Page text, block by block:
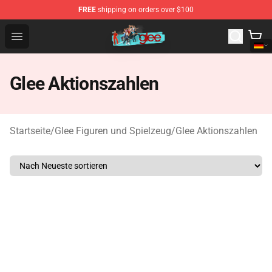
FREE shipping on orders over $100
Open menu
Glee Store - Official Glee Merchandise Shop
Glee Aktionszahlen
Startseite/Glee Figuren und Spielzeug/Glee Aktionszahlen